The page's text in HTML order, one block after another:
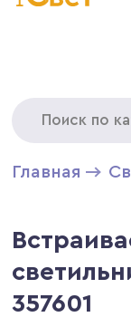
Главная
357601